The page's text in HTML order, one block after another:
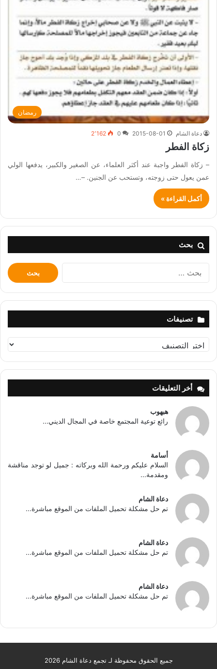
رمضان
دعاة الشام 2015-08-01
0 2٬162
زكاة الفطر
– زكاة الفطر واجبة عند أكثر العلماء، عن الصغير والكبير، يدفعها الولي
عمن يعول حتى زوجته، وتستحب عن الجنين. –…
أكمل القراءة »
بحث
البحث
عن:
تصنيفات
تصنيفات
أخر التعليقات
هبهوب
رائع توعية المجتمع خاصة في المجال الديني...
أسامة
السلام عليكم ورحمة الله وبركاته : جميل لو توجد مناقشة
ومقدمة...
دعاة الشام
تم حل مشكلة تحميل الملفات من الموقع مباشرة...
دعاة الشام
تم حل مشكلة تحميل الملفات من الموقع مباشرة...
دعاة الشام
تم حل مشكلة تحميل الملفات من الموقع مباشرة...
جميع الحقوق محفوظة لـ تجمع دعاة الشام 2026